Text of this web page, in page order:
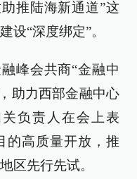
推陆海新通道”这
设“深度绑定”。
峰会共商“金融中
助力西部金融中心
负责人在会上表
的高质量开放，推
区先行先试。